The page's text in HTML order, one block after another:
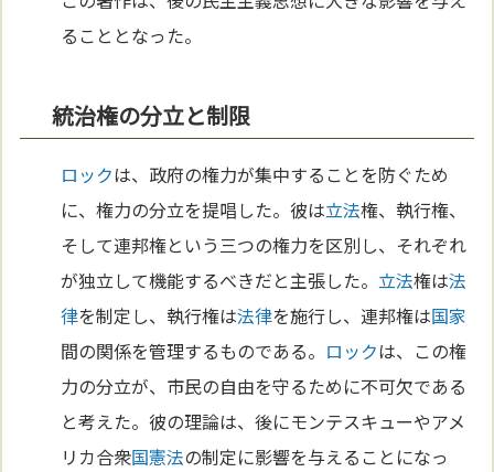
ることとなった。
統治権の分立と制限
ロックは、政府の権力が集中することを防ぐため
に、権力の分立を提唱した。彼は立法権、執行権、
そして連邦権という三つの権力を区別し、それぞれ
が独立して機能するべきだと主張した。立法権は法
律を制定し、執行権は法律を施行し、連邦権は国家
間の関係を管理するものである。 ロックは、この権
力の分立が、市民の自由を守るために不可欠である
と考えた。彼の理論は、後にモンテスキューやアメ
リカ合衆国憲法の制定に影響を与えることになっ